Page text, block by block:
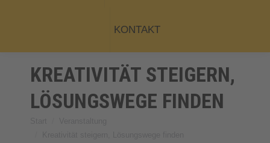
KONTAKT
KREATIVITÄT STEIGERN,
LÖSUNGSWEGE FINDEN